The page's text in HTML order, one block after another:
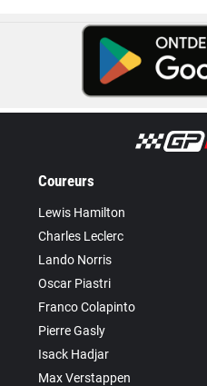
Coureurs
Lewis Hamilton
Charles Leclerc
Lando Norris
Oscar Piastri
Franco Colapinto
Pierre Gasly
Isack Hadjar
Max Verstappen